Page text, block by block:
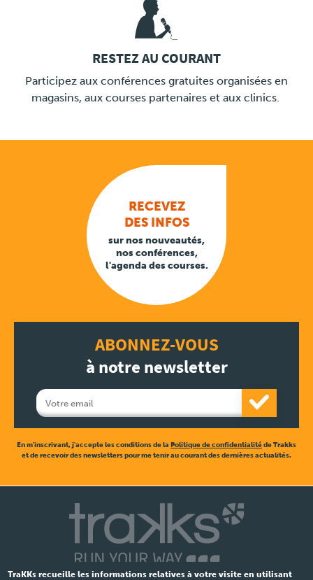
LINK
RESTEZ AU COURANT
Participez aux conférences gratuites organisées en
magasins, aux courses partenaires et aux clinics.
RECEVEZ
DES INFOS
sur nos nouveautés,
nos conférences,
l'agenda des courses.
ABONNEZ-VOUS
à notre newsletter
En m'inscrivant, j'accepte les conditions de la Politique de confidentialitéde Trakks
et de recevoir des newsletters pour me tenir au courant des dernières actualités.
TraKKs recueille les informations relatives à votre visite en utilisant